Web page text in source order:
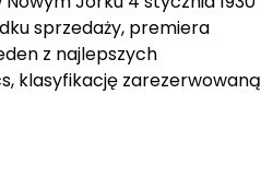
sprzedaży, premiera
z najlepszych
klasyfikację zarezerwowaną